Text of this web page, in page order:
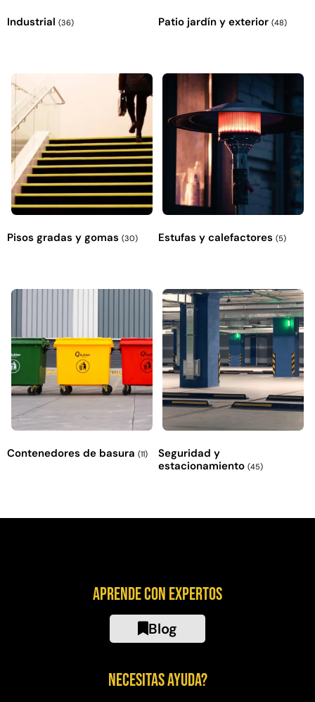
Industrial (36) Patio jardín y exterior (48)
Pisos gradas y gomas (30) Estufas y calefactores (5)
Contenedores de basura (11)
Seguridad y
estacionamiento (45)
Aprende con expertos
Blog
Necesitas ayuda?